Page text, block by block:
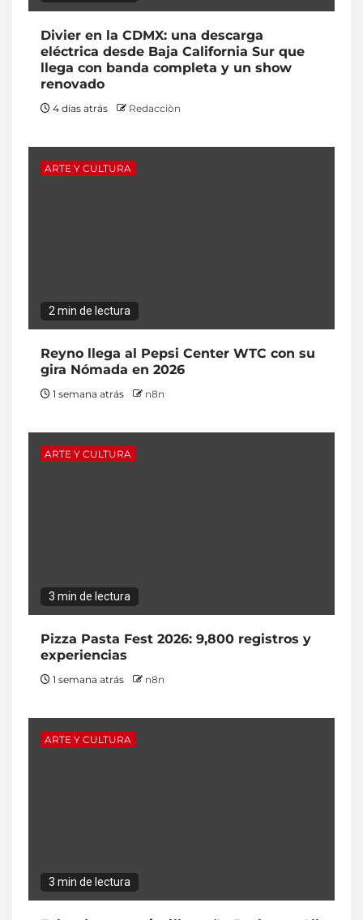
Divier en la CDMX: una descarga
eléctrica desde Baja California Sur que
llega con banda completa y un show
renovado
4 días atrás Redacciòn
ARTE Y CULTURA
2 min de lectura
Reyno llega al Pepsi Center WTC con su
gira Nómada en 2026
1 semana atrás n8n
ARTE Y CULTURA
3 min de lectura
Pizza Pasta Fest 2026: 9,800 registros y
experiencias
1 semana atrás n8n
ARTE Y CULTURA
3 min de lectura